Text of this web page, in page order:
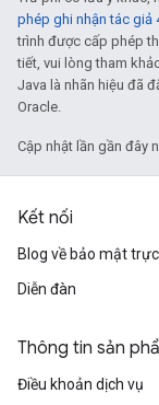
phép ghi nhận tác giả
trình được cấp phép
tiết, vui lòng tham
Java là nhãn hiệu đã
Oracle.
Cập nhật lần gần đây
Kết nối
Blog về bảo mật
Diễn đàn
Thông tin sản
Điều khoản dịch vụ